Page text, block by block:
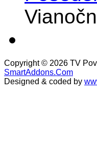
Copyright © 2026 TV
SmartAddons.Com
Designed & coded by